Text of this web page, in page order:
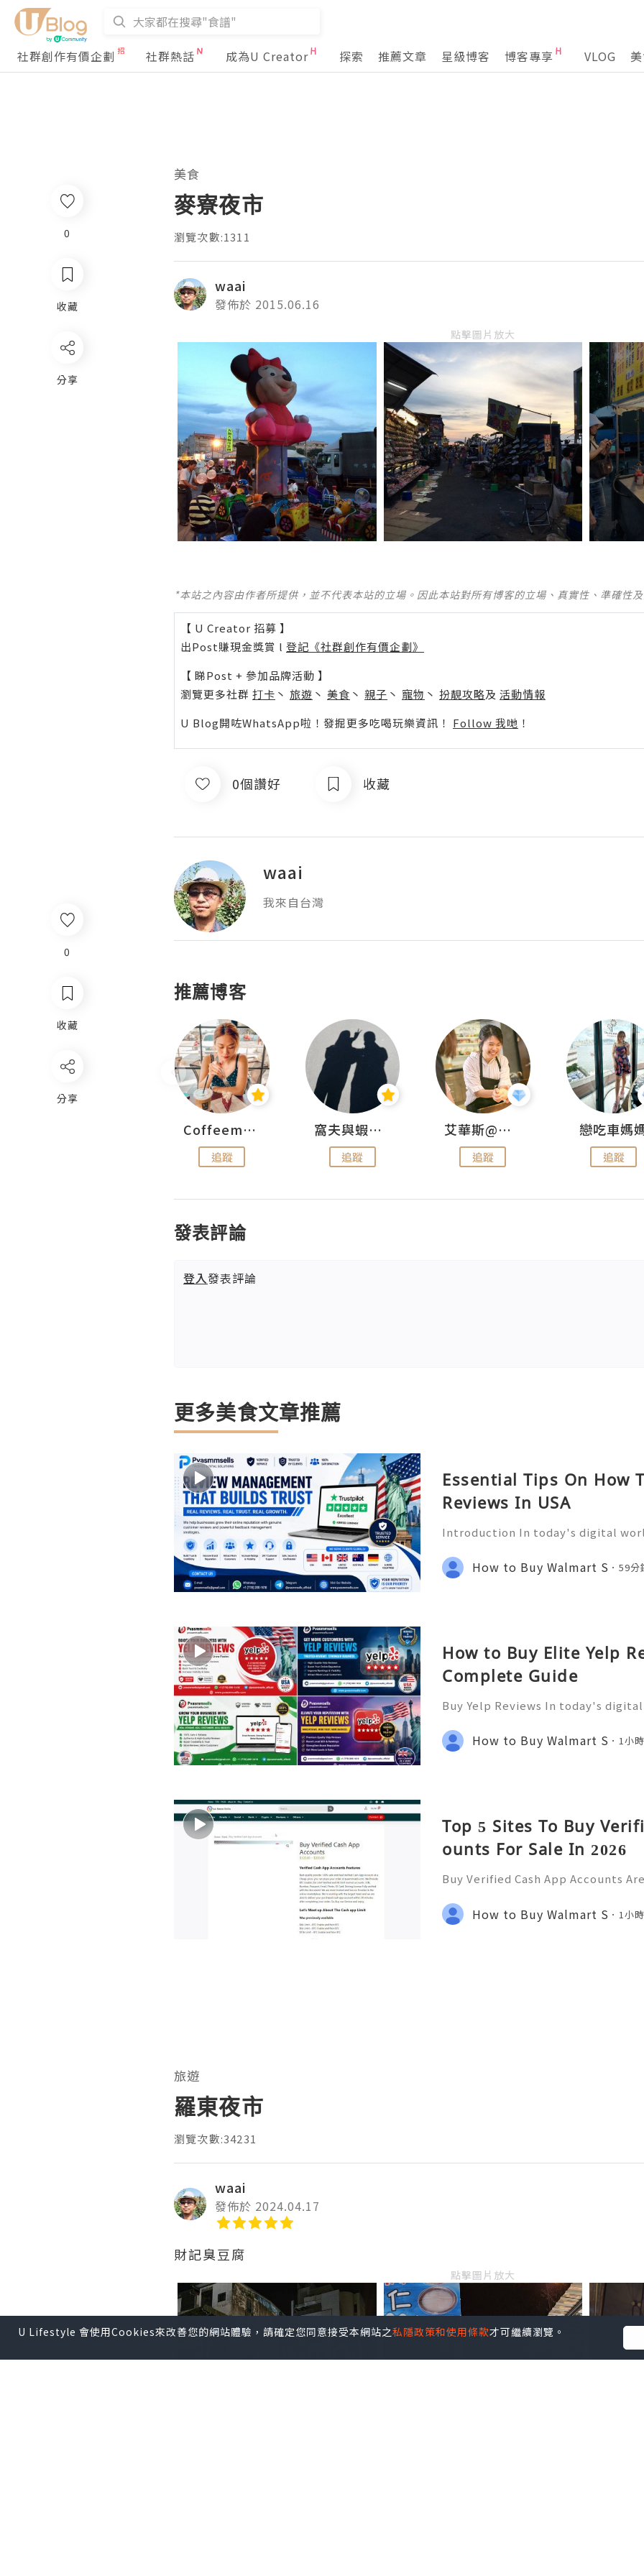
社群創作有價企劃 社群熱話 成為U Creator 探索 推薦文章 星級博客 博客專享 VLOG
0
收藏
分享
美食
麥寮夜市
瀏覽次數:1311
waai
發佈於 2015.06.16
點擊圖片放大
*本站之內容由作者所提供，並不代表本站的立場。因此本站對所有博客的立場、真實性、準確性
【 U Creator 招募 】
出Post賺現金獎賞 l 登記《社群創作有價企劃》
【 睇Post + 參加品牌活動 】
瀏覽更多社群 打卡 丶 旅遊 丶 美食 丶 親子 丶 寵物 丶 扮靚攻略及 活動情報
U Blog開咗WhatsApp啦！發掘更多吃喝玩樂資訊！ Follow 我哋 ！
0個讚好 收藏
waai
我來自台灣
推薦博客
Coffeemeetjojo
追蹤
窩夫與蝦子餅
追蹤
艾華斯@鄭大小姐工房
追蹤
戀吃車媽
追蹤
發表評論
登入發表評論
更多美食文章推薦
Essential Tips On How
Reviews In USA
Introduction In today's digital
nd customer experiences. Before
dividuals read reviews
How to Buy Walmart S 59分
How to Buy Elite Yelp
Complete Guide
Buy Yelp Reviews In today's
With platforms like Yelp leading
avily on feedback from
How to Buy Walmart S 1小
Top 5 Sites To Buy
ounts For Sale In 2026
Buy Verified Cash App Accounts
popular choice for many, offering
d and receive money. B
How to Buy Walmart S 1小
0
收藏
分享
旅遊
羅東夜市
瀏覽次數:34231
waai
發佈於 2024.04.17
財記臭豆腐
點擊圖片放大
U Lifestyle 會使用Cookies來改善您的網站體驗，請確定您同意接受本網站之私隱政策和使用條款才可繼續瀏覽。